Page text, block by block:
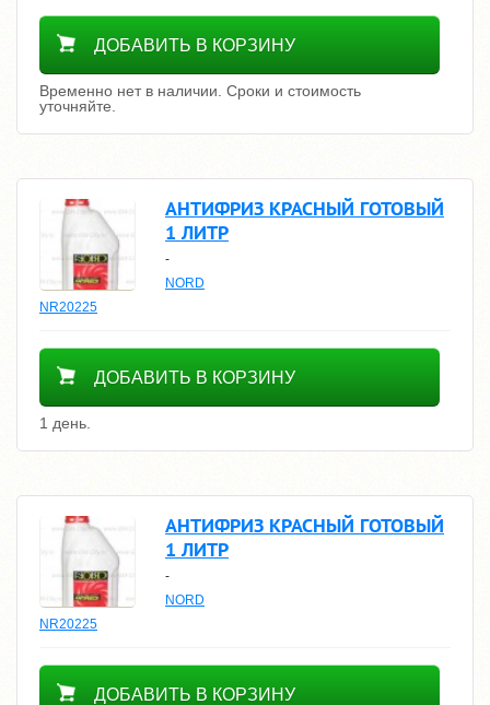
Уточнить цену
ДОБАВИТЬ В КОРЗИНУ
Временно нет в наличии. Сроки и стоимость
уточняйте.
АНТИФРИЗ КРАСНЫЙ ГОТОВЫЙ
1 ЛИТР
-
NORD
NR20225
400
ДОБАВИТЬ В КОРЗИНУ
1 день.
АНТИФРИЗ КРАСНЫЙ ГОТОВЫЙ
1 ЛИТР
-
NORD
NR20225
400
ДОБАВИТЬ В КОРЗИНУ